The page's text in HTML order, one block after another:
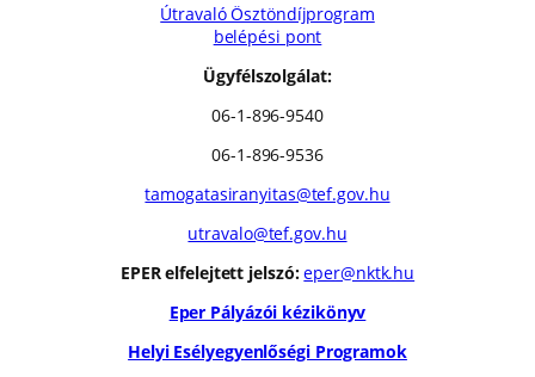
Útravaló Ösztöndíjprogram
belépési pont
Ügyfélszolgálat:
06-1-896-9540
06-1-896-9536
tamogatasiranyitas@tef.gov.hu
utravalo@tef.gov.hu
EPER elfelejtett jelszó: eper@nktk.hu
Eper Pályázói kézikönyv
Helyi Esélyegyenlőségi Programok